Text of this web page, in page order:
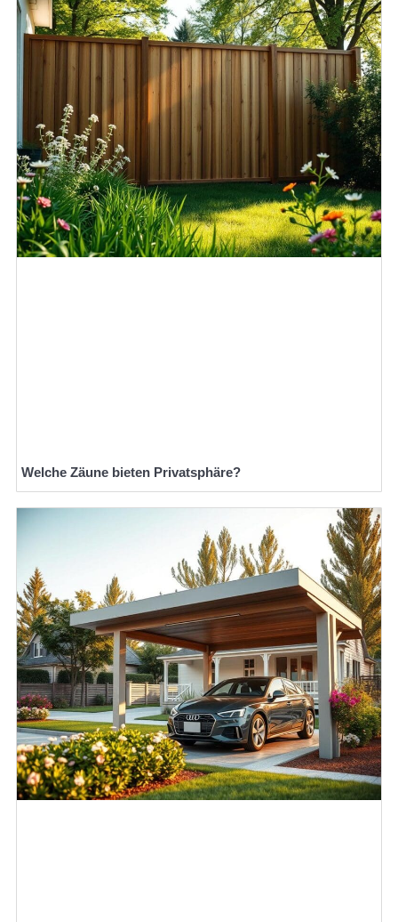
Welche Zäune bieten Privatsphäre?